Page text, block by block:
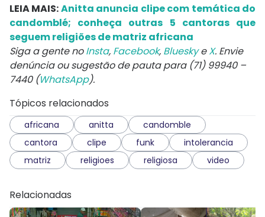
LEIA MAIS:Anitta anuncia clipe com temática do
candomblé; conheça outras 5 cantoras que
seguem religiões de matriz africana
Siga a gente noInsta, Facebook, BlueskyeX. Envie
denúncia ou sugestão de pauta para (71) 99940 –
7440 (WhatsApp).
Tópicos relacionados
africana anitta
candomble
cantora
clipe funk
intolerancia
matriz
religioes religiosa video
Relacionadas